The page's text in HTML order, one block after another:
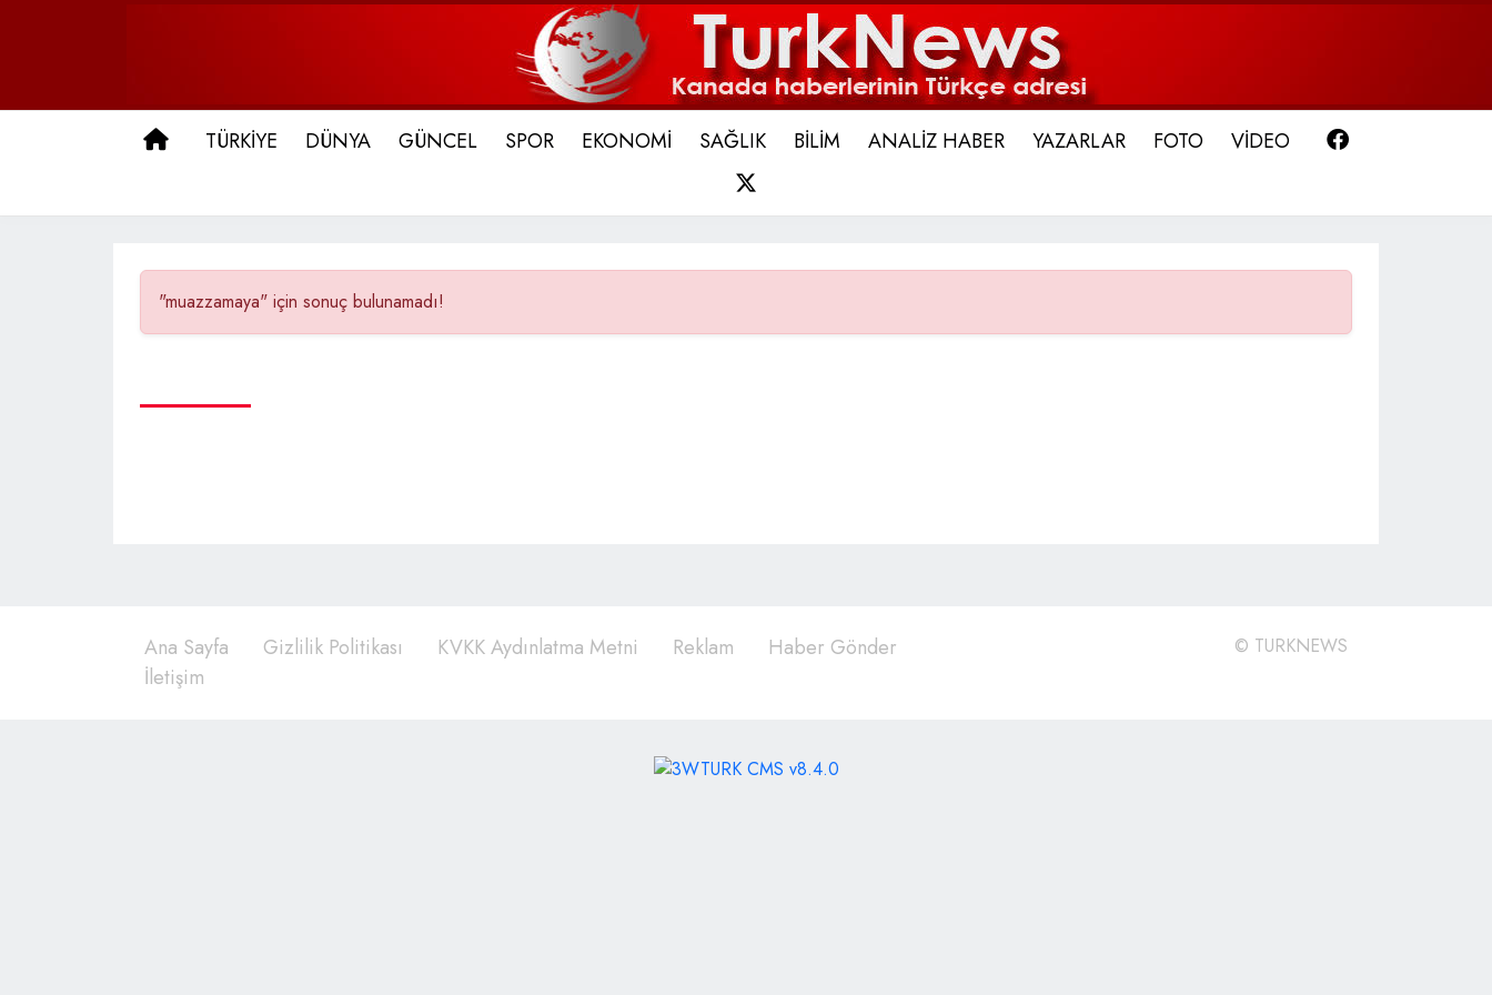
ANA SAYFA
TÜRKİYE DÜNYA GÜNCEL SPOR EKONOMİ SAĞLIK BİLİM ANALİZ HABER YAZARLAR FOTO VİDEO
"muazzamaya" için sonuç bulunamadı!
Ana Sayfa Gizlilik Politikası KVKK Aydınlatma Metni Reklam
Haber Gönder
İletişim
© TURKNEWS